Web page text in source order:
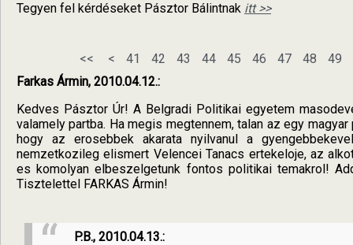
Tegyen fel kérdéseket Pásztor Bálintnak itt >>
<< < 41 42 43 44 45 46 47 48 49
Farkas Ármin, 2010.04.12.:
Kedves Pásztor Úr! A Belgradi Politikai egyetem
valamely partba. Ha megis megtennem, talan az egy
hogy az erosebbek akarata nyilvanul a
nemzetkozileg elismert Velencei Tanacs ertekeloje, az
es komolyan elbeszelgetunk fontos politikai temakrol!
Tisztelettel FARKAS Ármin!
P.B., 2010.04.13.: